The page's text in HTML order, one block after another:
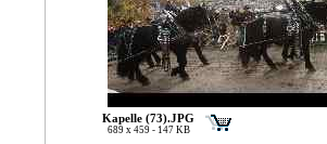
Kapelle (73).JPG
689 x 459 - 147 KB